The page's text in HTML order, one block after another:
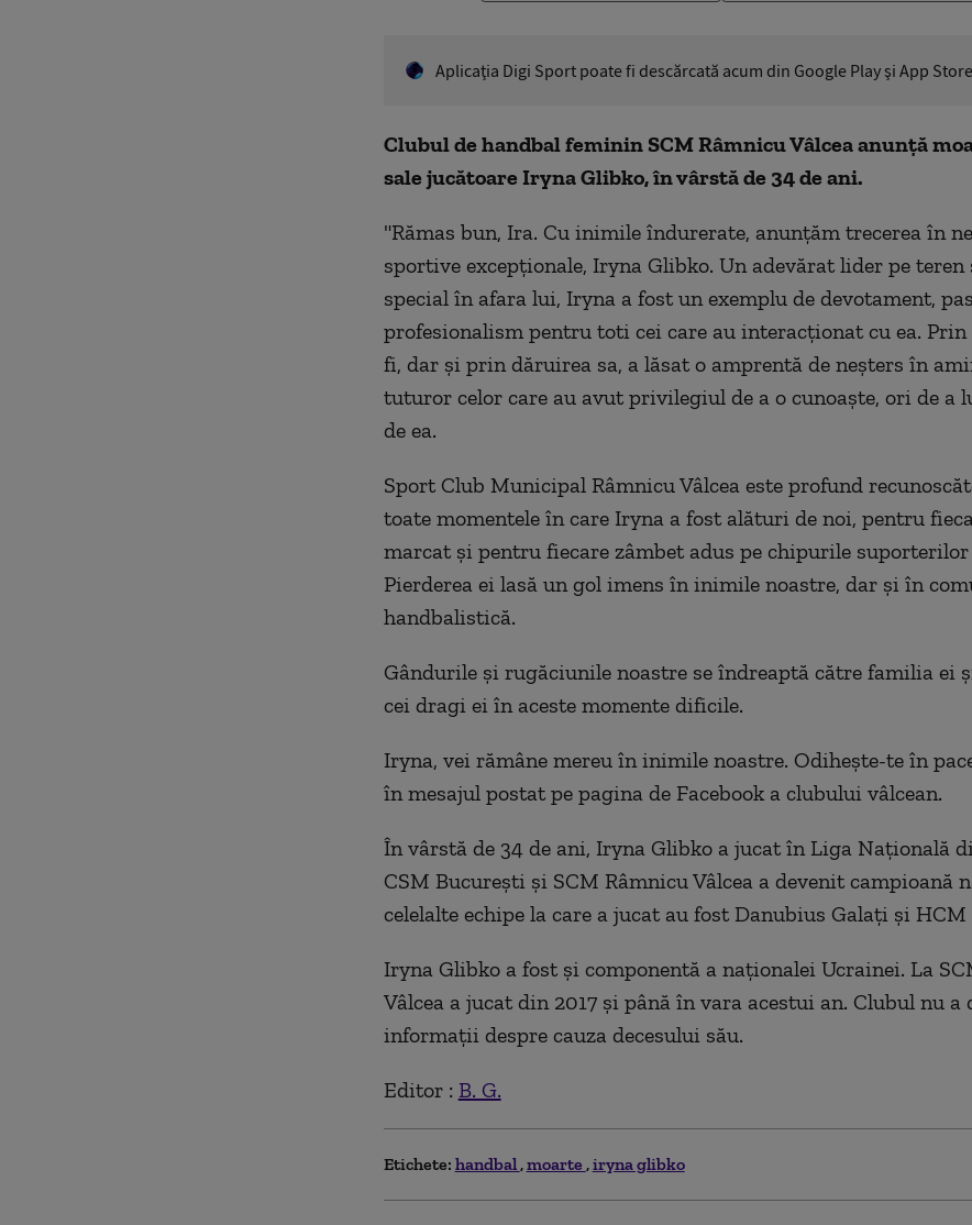
Aplicaţia Digi Sport poate fi descărcată acum din Google Play şi App Store
Clubul de handbal feminin SCM Râmnicu Vâlcea anunță
sale jucătoare Iryna Glibko, în vârstă de 34 de ani.
"Rămas bun, Ira. Cu inimile îndurerate, anunțăm trecerea în
sportive excepționale, Iryna Glibko. Un adevărat lider pe
special în afara lui, Iryna a fost un exemplu de devotament,
profesionalism pentru toti cei care au interacționat cu ea. Prin
fi, dar și prin dăruirea sa, a lăsat o amprentă de neșters în
tuturor celor care au avut privilegiul de a o cunoaște, ori de a
de ea.
Sport Club Municipal Râmnicu Vâlcea este profund
toate momentele în care Iryna a fost alături de noi, pentru
marcat și pentru fiecare zâmbet adus pe chipurile
Pierderea ei lasă un gol imens în inimile noastre, dar și în
handbalistică.
Gândurile și rugăciunile noastre se îndreaptă către familia ei
cei dragi ei în aceste momente dificile.
Iryna, vei rămâne mereu în inimile noastre. Odihește-te în
în mesajul postat pe pagina de Facebook a clubului vâlcean.
În vârstă de 34 de ani, Iryna Glibko a jucat în Liga Naţională
CSM Bucureşti şi SCM Râmnicu Vâlcea a devenit campioană
celelalte echipe la care a jucat au fost Danubius Galaţi şi HCM
Iryna Glibko a fost şi componentă a naţionalei Ucrainei. La
Vâlcea a jucat din 2017 şi până în vara acestui an. Clubul nu a
informaţii despre cauza decesului său.
Editor : B. G.
Etichete: handbal moarte iryna glibko